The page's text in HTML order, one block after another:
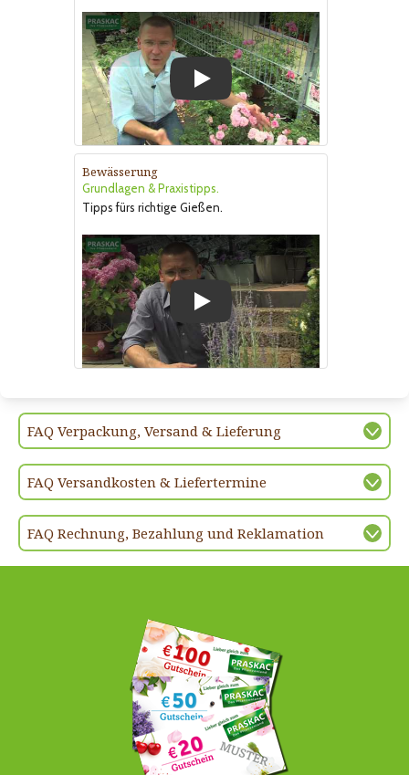
Bewässerung
Grundlagen & Praxistipps.
Tipps fürs richtige Gießen.
FAQ Verpackung, Versand & Lieferung
FAQ Versandkosten & Liefertermine
FAQ Rechnung, Bezahlung und Reklamation